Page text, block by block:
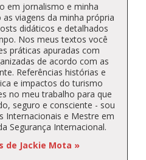
em jornalismo e minha
viagens da minha própria
didáticos e detalhados
Nos meus textos você
práticas apuradas com
de acordo com as
Referências histórias e
e impactos do turismo
no meu trabalho para que
seguro e consciente - sou
Internacionais e Mestre em
Segurança Internacional.
de Jackie Mota »